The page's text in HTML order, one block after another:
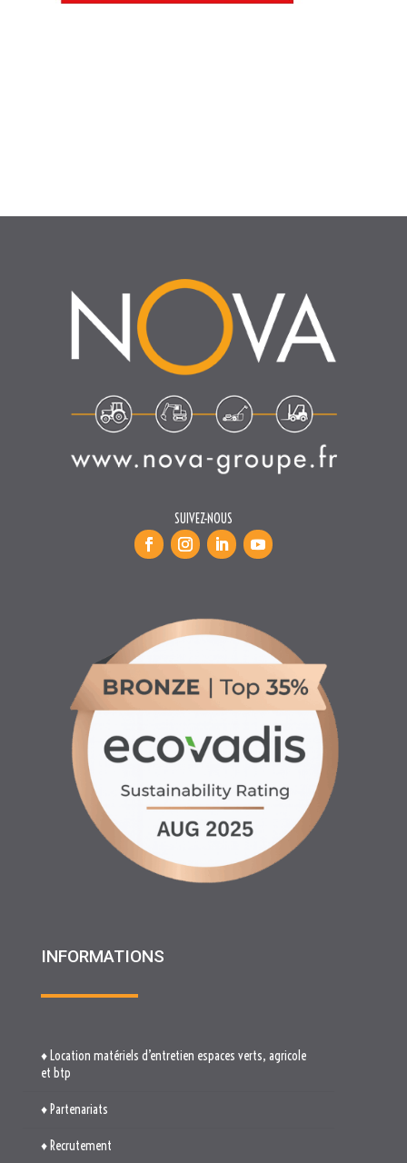
SUIVEZ-NOUS
INFORMATIONS
♦ Location matériels d’entretien espaces verts, agricole
et btp
♦ Partenariats
♦ Recrutement